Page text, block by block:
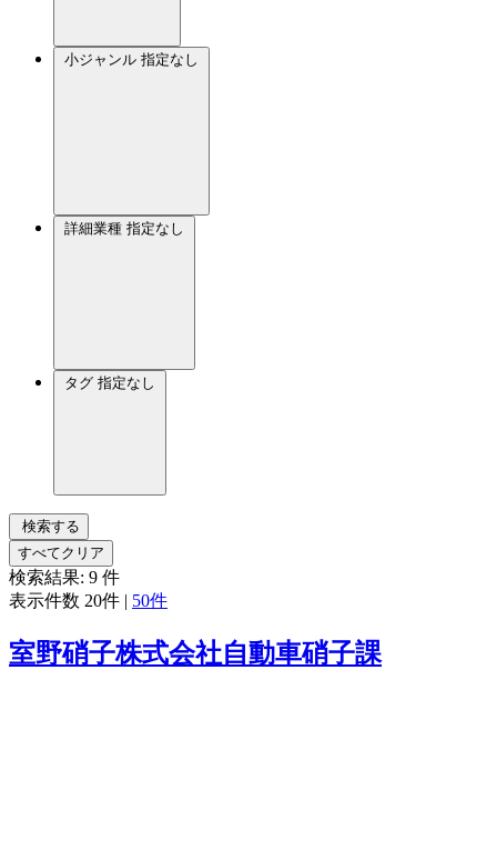
小ジャンル 指定なし
詳細業種 指定なし
タグ 指定なし
検索する
すべてクリア
検索結果: 9 件
表示件数 20件 | 50件
室野硝子株式会社自動車硝子課